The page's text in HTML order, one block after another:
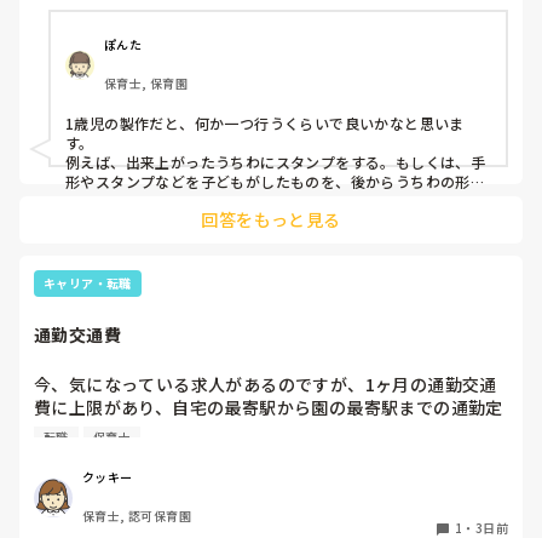
ぽんた
保育士, 保育園
1歳児の製作だと、何か一つ行うくらいで良いかなと思いま
す。
例えば、出来上がったうちわにスタンプをする。もしくは、手
形やスタンプなどを子どもがしたものを、後からうちわの形に
雨遊び、氷遊び、など間食遊びをたくさん行っています。
す！いつもと違うおもちゃ、室内に興味津々です！
回答をもっと見る
キャリア・転職
通勤交通費
今、気になっている求人があるのですが、1ヶ月の通勤交通
費に上限があり、自宅の最寄駅から園の最寄駅までの通勤定
期代が5,000円ほどオーバーします
私としてはなかなか大きい金額なので、この時点で応募を迷
っているのですが、皆さんならどうしますか？
転職 保育士
クッキー
保育士, 認可保育園
1 ・ 3日前